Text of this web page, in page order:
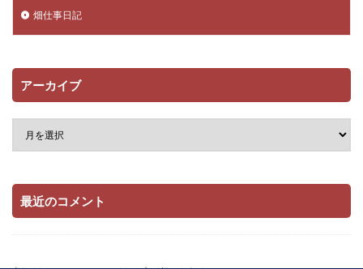
畑仕事日記
アーカイブ
最近のコメント